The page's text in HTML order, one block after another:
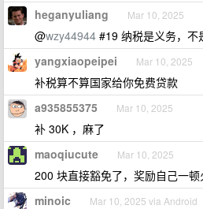
heganyuliang Mar 10, 2025
@wzy44944 #19 纳税是义务，不
yangxiaopeipei Mar 10, 2025
补税算不算国家给你免费贷款
a935855375 Mar 10, 2025
补 30K ，麻了
maoqiucute Mar 10, 2025
200 块直接豁免了，奖励自己一顿
minoic Mar 10, 2025 via Android